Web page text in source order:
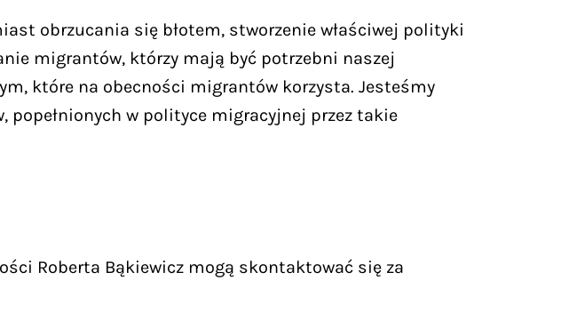
obrzucania się błotem, stworzenie właściwej polityki
migrantów, którzy mają być potrzebni naszej
które na obecności migrantów korzysta. Jesteśmy
popełnionych w polityce migracyjnej przez takie
Roberta Bąkiewicz mogą skontaktować się za